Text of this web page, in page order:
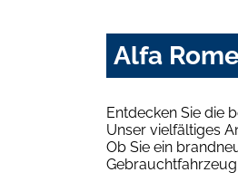
Alfa
Entdecken Sie die
Unser vielfältiges
Ob Sie ein